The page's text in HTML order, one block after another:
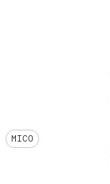
MICO